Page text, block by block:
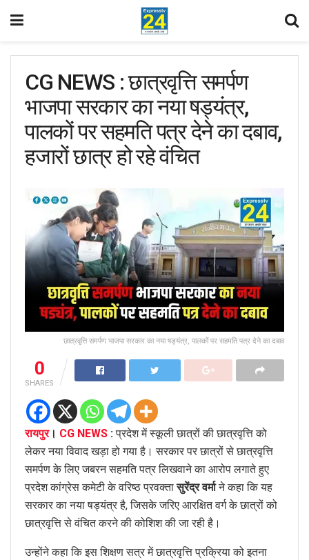
CG NEWS : छात्रवृत्ति समर्पण
भाजपा सरकार का नया षड्यंत्र,
पालकों पर सहमति पत्र देने का दबाव,
हजारों छात्र हो रहे वंचित
छात्रवृत्ति समर्पण भाजपा सरकार का नया षड्यंत्र, पालकों पर सहमति पत्र देने का दबाव
0
SHARES
रायपुर। CG NEWS :प्रदेश में स्कूली छात्रों की छात्रवृत्ति को
लेकर नया विवाद खड़ा हो गया है। सरकार पर छात्रों से छात्रवृत्ति
समर्पण के लिए जबरन सहमति पत्र लिखवाने का आरोप लगाते हुए
प्रदेश कांग्रेस कमेटी के वरिष्ठ प्रवक्तासुरेंद्र वर्माने कहा कि यह
सरकार का नया षड्यंत्र है, जिसके जरिए आरक्षित वर्ग के छात्रों को
छात्रवृत्ति से वंचित करने की कोशिश की जा रही है।
उन्होंने कहा कि इस शिक्षण सत्र में छात्रवृत्ति प्रक्रिया को इतना